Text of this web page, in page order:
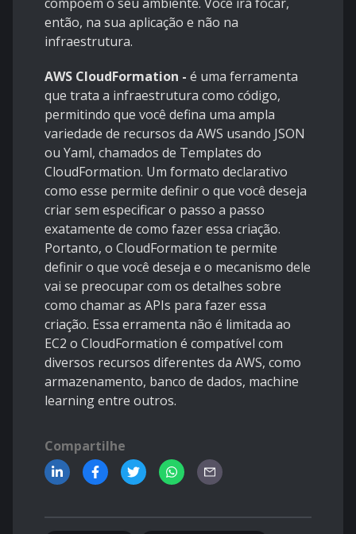
então, na sua aplicação e não na
infraestrutura.
AWS CloudFormation - é uma ferramenta
que trata a infraestrutura como código,
permitindo que você defina uma ampla
variedade de recursos da AWS usando JSON
ou Yaml, chamados de Templates do
CloudFormation. Um formato declarativo
como esse permite definir o que você deseja
criar sem especificar o passo a passo
exatamente de como fazer essa criação.
Portanto, o CloudFormation te permite
definir o que você deseja e o mecanismo dele
vai se preocupar com os detalhes sobre
como chamar as APIs para fazer essa
criação. Essa erramenta não é limitada ao
EC2 o CloudFormation é compatível com
diversos recursos diferentes da AWS, como
armazenamento, banco de dados, machine
learning entre outros.
Compartilhe